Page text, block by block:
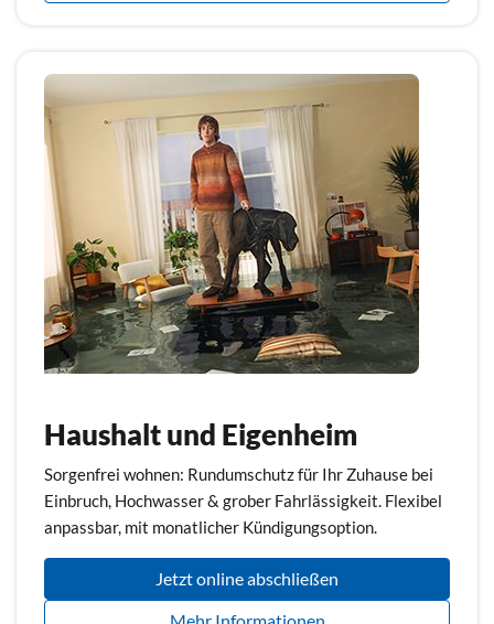
Haushalt und Eigenheim
Sorgenfrei wohnen: Rundumschutz für Ihr Zuhause bei
Einbruch, Hochwasser & grober Fahrlässigkeit. Flexibel
anpassbar, mit monatlicher Kündigungsoption.
Jetzt online abschließen